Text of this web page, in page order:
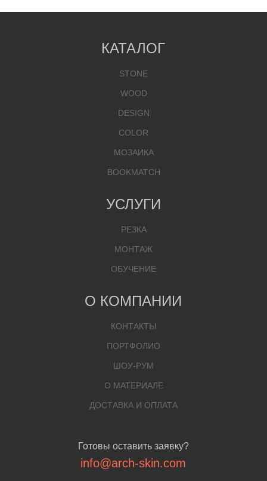
Готовы оставить заявку?
info@arch-skin.com
КАТАЛОГ
STONE
WOOD
DESIGN
COLOR
МОЗАИКА
BOOKMATCH
УСЛУГИ
РЕЗКА
МОНТАЖ
ОБУЧЕНИЕ
О КОМПАНИИ
КОНТАКТЫ
ПОРТФОЛИО
ШОУ-РУМ
О МАТЕРИАЛЕ
ДОСТАВКА И ОПЛАТА